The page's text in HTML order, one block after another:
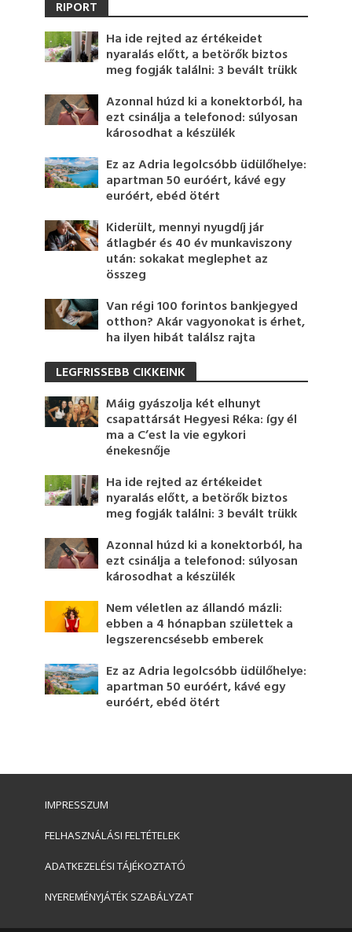
RIPORT
Ha ide rejted az értékeidet
nyaralás előtt, a betörők biztos
meg fogják találni: 3 bevált trükk
Azonnal húzd ki a konektorból, ha
ezt csinálja a telefonod: súlyosan
károsodhat a készülék
Ez az Adria legolcsóbb üdülőhelye:
apartman 50 euróért, kávé egy
euróért, ebéd ötért
Kiderült, mennyi nyugdíj jár
átlagbér és 40 év munkaviszony
után: sokakat meglephet az
összeg
Van régi 100 forintos bankjegyed
otthon? Akár vagyonokat is érhet,
ha ilyen hibát találsz rajta
LEGFRISSEBB CIKKEINK
Máig gyászolja két elhunyt
csapattársát Hegyesi Réka: így él
ma a C’est la vie egykori
énekesnője
Ha ide rejted az értékeidet
nyaralás előtt, a betörők biztos
meg fogják találni: 3 bevált trükk
Azonnal húzd ki a konektorból, ha
ezt csinálja a telefonod: súlyosan
károsodhat a készülék
Nem véletlen az állandó mázli:
ebben a 4 hónapban születtek a
legszerencsésebb emberek
Ez az Adria legolcsóbb üdülőhelye:
apartman 50 euróért, kávé egy
euróért, ebéd ötért
IMPRESSZUM
FELHASZNÁLÁSI FELTÉTELEK
ADATKEZELÉSI TÁJÉKOZTATÓ
NYEREMÉNYJÁTÉK SZABÁLYZAT